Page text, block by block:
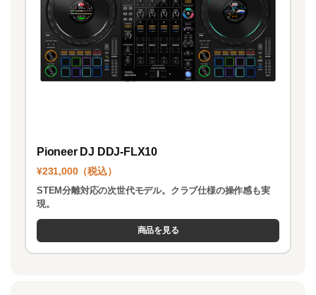
Pioneer DJ DDJ-FLX10
¥231,000（税込）
STEM分離対応の次世代モデル。クラブ仕様の操作感も実
現。
商品を見る